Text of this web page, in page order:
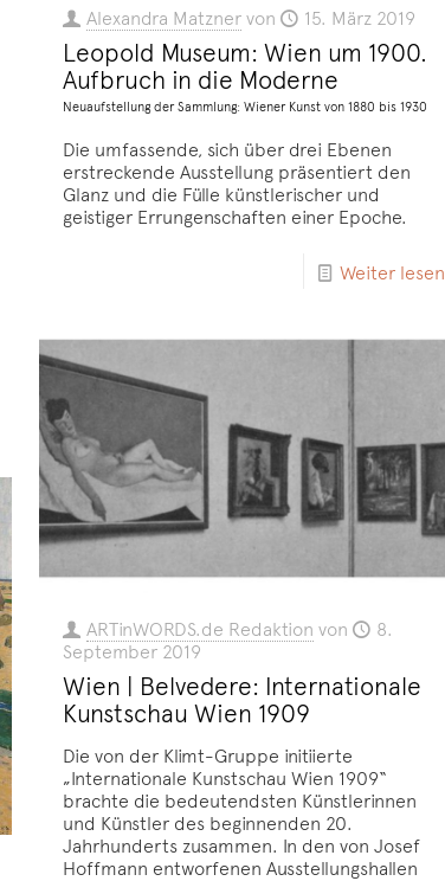
Alexandra Matznervon 15. März 2019
Leopold Museum: Wien um 1900.
Aufbruch in die Moderne
Neuaufstellung der Sammlung: Wiener Kunst von 1880 bis 1930
Die umfassende, sich über drei Ebenen
erstreckende Ausstellung präsentiert den
Glanz und die Fülle künstlerischer und
geistiger Errungenschaften einer Epoche.
Weiter lesen
ARTinWORDS.de Redaktion von
8.
September 2019
Wien | Belvedere: Internationale
Kunstschau Wien 1909
Die von der Klimt-Gruppe initiierte
„Internationale Kunstschau Wien 1909“
brachte die bedeutendsten Künstlerinnen
und Künstler des beginnenden 20.
Jahrhunderts zusammen. In den von Josef
Hoffmann entworfenen Ausstellungshallen